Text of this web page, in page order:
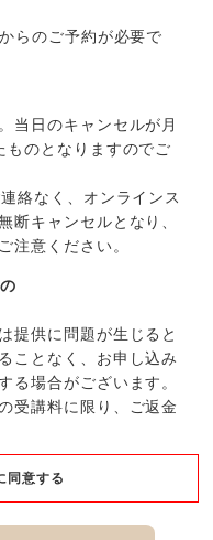
らのご予約が必要で
当日のキャンセルが月
のとなりますのでご
絡なく、オンラインス
断キャンセルとなり、
注意ください。
提供に問題が生じると
ことなく、お申し込み
る場合がございます。
受講料に限り、ご返金
同意する